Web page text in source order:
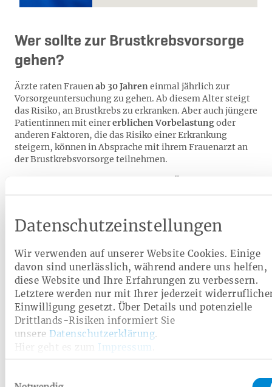
Datenschutzeinstellungen
Wir verwenden auf unserer Website Cookies. Einige
davon sind unerlässlich, während andere uns helfen,
diese Website und Ihre Erfahrungen zu verbessern.
Letztere werden nur mit Ihrer jederzeit
Einwilligung gesetzt. Über Details und potenzielle
Drittlands-Risiken informiert Sie
unsere Datenschutzerklärung.
Impressum
Wer sollte zur Brustkrebsvorsorge
gehen?
Ärzte raten Frauenab 30 Jahreneinmal jährlich zur
Vorsorgeuntersuchung zu gehen. Ab diesem Alter steigt
das Risiko, an Brustkrebs zu erkranken. Aber auch jüngere
Patientinnen mit einererblichen Vorbelastungoder
anderen Faktoren, die das Risiko einer Erkrankung
steigern, können in Absprache mit ihrem Frauenarzt an
der Brustkrebsvorsorge teilnehmen.
Regelblutung und einer späten Menopause sowie
kinderlose Frauen mehr gefährdet. Die genauen Ursachen
heute nicht bekannt. So kann nicht nur in der weiblichen
Brust Krebs auftreten, genauso können Männer in sehr
seltenen Fällen an Brustkrebs erkranken.
Podcast: Brust­krebs – Be­hand­
lungs­mög­lich­kei­ten und Chan­cen